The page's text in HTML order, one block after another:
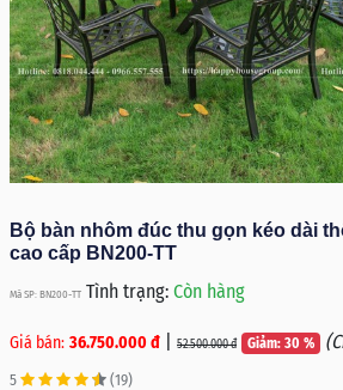
Bộ bàn nhôm đúc thu gọn kéo dài
cao cấp BN200-TT
Mã SP: BN200-TT Tình trạng: Còn hàng
Giá bán: 36.750.000 đ 52.500.000 đ Giảm: 30 %
5 (19)